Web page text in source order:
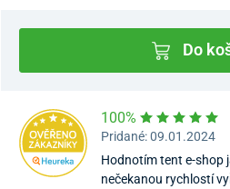
Do
100%
Pridané: 09.01.2024
Hodnotím tent e-shop
nečekanou rychlostí